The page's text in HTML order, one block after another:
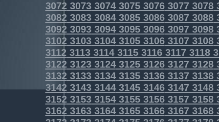
3072307330743075307630773078
3082308330843085308630873088
3092309330943095309630973098
3102310331043105310631073108
3112311331143115311631173118
3122312331243125312631273128
3132313331343135313631373138
3142314331443145314631473148
3152315331543155315631573158
3162316331643165316631673168